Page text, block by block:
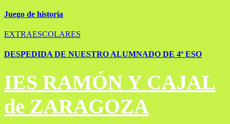
Juego de historia
EXTRAESCOLARES
DESPEDIDA DE NUESTRO ALUMNADO DE 4º ESO
IES RAMÓN Y CAJAL
de ZARAGOZA